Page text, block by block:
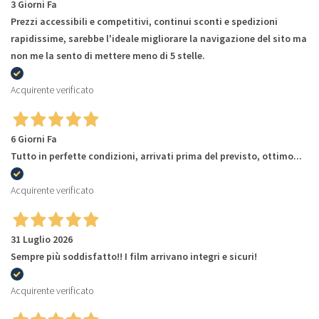
3 Giorni Fa
Prezzi accessibili e competitivi, continui sconti e spedizioni
rapidissime, sarebbe l'ideale migliorare la navigazione del sito ma
non me la sento di mettere meno di 5 stelle.
Acquirente verificato
6 Giorni Fa
Tutto in perfette condizioni, arrivati prima del previsto, ottimo...
Acquirente verificato
31 Luglio 2026
Sempre più soddisfatto!! I film arrivano integri e sicuri!
Acquirente verificato